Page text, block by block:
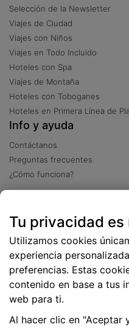
Selección de la Newsletter
Viajes de Ciudad
Viajes con Niños
Viajes en Todo Incluido
Hoteles con Spa
Viajes de Montaña
Hoteles con Toboganes
Hoteles en Primera Línea de
Info y ayuda
Contáctanos
Preguntas frecuentes
¿Cómo funciona?
Más de 2 millones de
Tu privacidad
Utilizamos cookies
experiencia
preferencias. Estas
contenido en base a tus
web para ti.
Al hacer clic en "Aceptar